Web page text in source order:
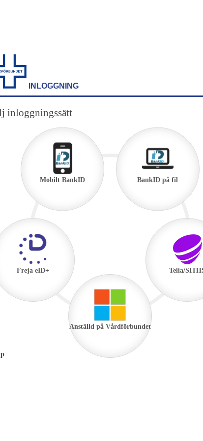
INLOGGNING
inloggningssätt
Mobilt BankID BankID på fil
Telia/
Anställd på Vårdförbundet
Freja eID+